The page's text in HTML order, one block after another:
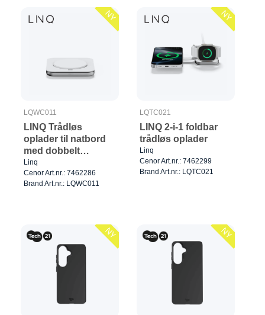
NY
LQWC011
LINQ Trådløs
oplader til natbord
med dobbelt
position
Linq
Cenor Art.nr.: 7462286
Brand Art.nr.: LQWC011
NY
LQTC021
LINQ 2-i-1 foldbar
trådløs oplader
Linq
Cenor Art.nr.: 7462299
Brand Art.nr.: LQTC021
NY NY